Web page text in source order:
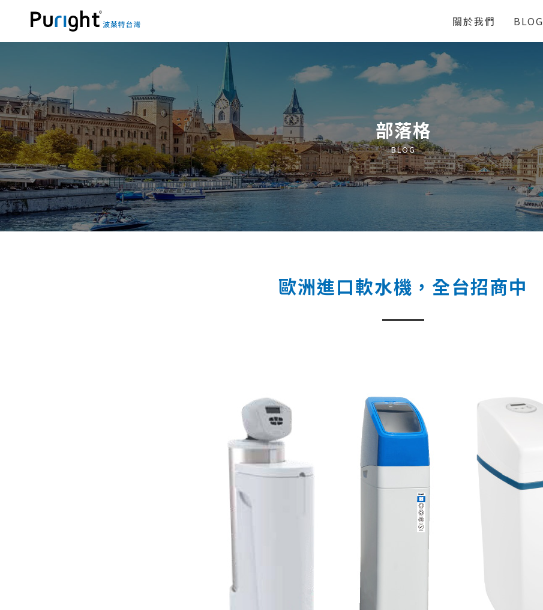
關於我們 BLOG
部落格
BLOG
歐洲進口軟水機，全台招商中